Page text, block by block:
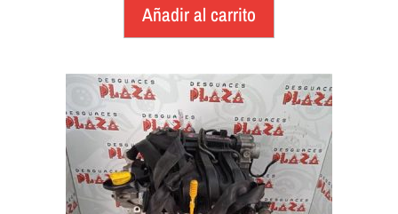
Añadir al carrito